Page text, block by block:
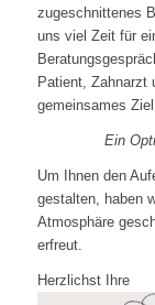
zugeschnittenes
uns viel Zeit für
Patient, Zahnarzt
gemeinsames
Ein
Um Ihnen den
gestalten, haben
Atmosphäre
erfreut.
Herzlichst Ihre